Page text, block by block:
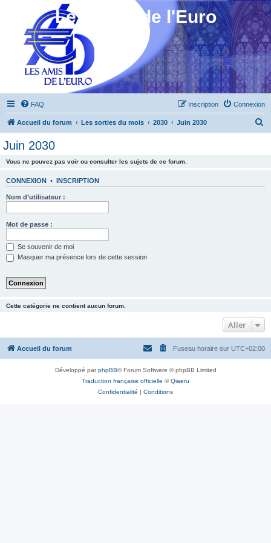
Les Amis de l'Euro
FAQ Connexion
Inscription
Accueil du forum Les sorties du mois 2030 Juin 2030
Juin 2030
Vous ne pouvez pas voir ou consulter les sujets de ce forum.
CONNEXION • INSCRIPTION
Nom d’utilisateur :
Mot de passe :
Se souvenir de moi
Masquer ma présence lors de cette session
Cette catégorie ne contient aucun forum.
Aller
Accueil du forum Fuseau horaire sur UTC+02:00
Développé parphpBB® Forum Software © phpBB Limited
Traduction française officielle ©Qiaeru
Confidentialité | Conditions